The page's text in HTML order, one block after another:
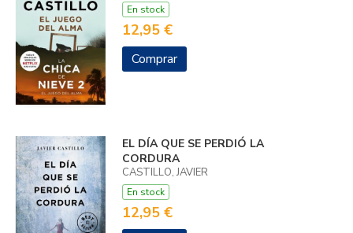
En stock
12,95 €
Comprar
EL DÍA QUE SE PERDIÓ LA
CORDURA
CASTILLO, JAVIER
En stock
12,95 €